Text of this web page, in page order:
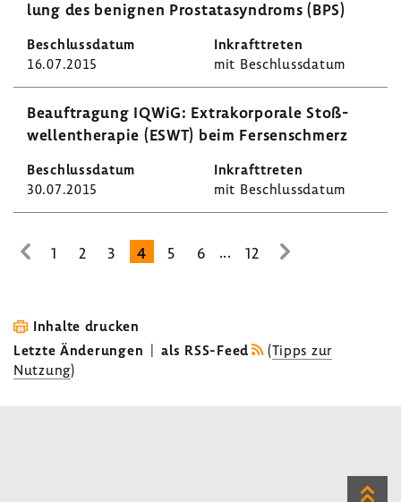
lung des benignen Prosta­ta­syn­droms (BPS)
16.07.2015 mit Beschluss­datum
Beauf­tra­gung IQWiG: Extra­kor­po­rale Stoß­
wel­len­the­rapie (ESWT) beim Fersen­schmerz
30.07.2015 mit Beschluss­datum
zur
Seite
1 2 3 4 5 6 ... 12
zur
Inhalte drucken
Letzte Änderungen | als RSS-Feed (Tipps zur
Nutzung)
Zum